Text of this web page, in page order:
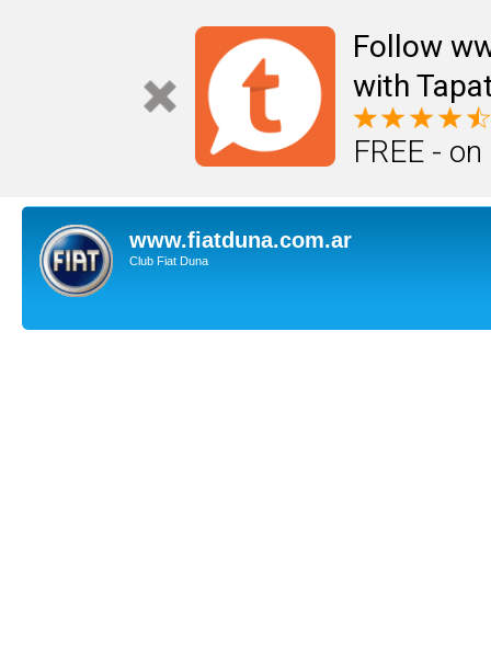
Follow
with
FREE -
www.fiatduna.com.ar
Club Fiat Duna